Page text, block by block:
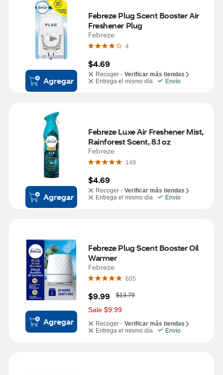
Agregar
Febreze Plug Scent Booster Air
Freshener Plug
Febreze
4
$4.69
Recoger - Verificar más tiendas
Entrega el mismo día
Envío
Agregar
Febreze Luxe Air Freshener Mist,
Rainforest Scent, 8.1 oz
Febreze
149
$4.69
Recoger - Verificar más tiendas
Entrega el mismo día
Envío
Agregar
Febreze Plug Scent Booster Oil
Warmer
Febreze
605
$9.99
W
a
s
$13.79
Sale $9.99
Recoger - Verificar más tiendas
Entrega el mismo día
Envío